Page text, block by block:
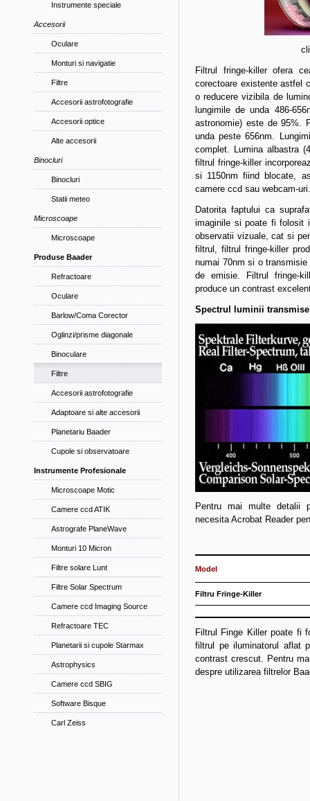
Instrumente speciale
Accesorii
Oculare
Monturi si navigatie
Filtre
Accesorii astrofotografie
Accesorii optice
Alte accesorii
Binocluri
Binocluri
Statii meteo
Microscoape
Microscoape
Produse Baader
Refractoare
Oculare
Barlow/Coma Corector
Oglinzi/prisme diagonale
Binoculare
Filtre
Accesorii astrofotografie
Adaptoare si alte accesorii
Planetariu Baader
Cupole si observatoare
Instrumente Profesionale
Microscoape Motic
Camere ccd ATIK
Astrografe PlaneWave
Monturi 10 Micron
Filtre solare Lunt
Filtre Solar Spectrum
Camere ccd Imaging Source
Refractoare TEC
Planetarii si cupole Starmax
Astrophysics
Camere ccd SBIG
Software Bisque
Carl Zeiss
Filtrul fringe-killer ofera
corectoare existente astfel
o reducere vizibila de
lungimile de unda 486-
astronomie) este de 95%.
unda peste 656nm.
complet. Lumina albastra
filtrul fringe-killer
si 1150nm fiind blocate,
camere ccd sau webcam-uri.
Datorita faptului ca
imaginile si poate fi folosit
observatii vizuale, cat si
filtrul, filtrul fringe-killer
numai 70nm si o
de emisie. Filtrul fringe-
produce un contrast
Spectrul luminii transmise
Pentru mai multe detalii
necesita Acrobat Reader
Model
Filtru Fringe-Killer
Filtrul Finge Killer poate fi
filtrul pe iluminatorul aflat
contrast crescut. Pentru
despre utilizarea filtrelor